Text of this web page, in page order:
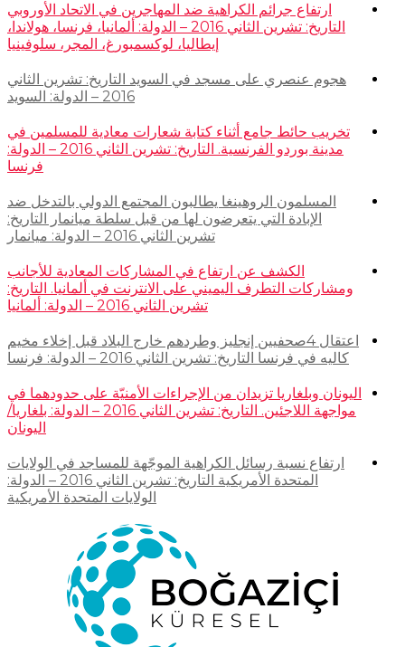
ارتفاع جرائم الكراهية ضد المهاجرين في الاتحاد الأوروبي
التاريخ: تشرين الثاني 2016 – الدولة: ألمانيا، فرنسا، هولاندا،
إيطاليا، لوكسمبورغ، المجر، سلوفينيا
هجوم عنصري على مسجد في السويد التاريخ: تشرين الثاني
2016 – الدولة: السويد
تخريب حائط جامع أثناء كتابة شعارات معادية للمسلمين في
مدينة بوردو الفرنسية. التاريخ: تشرين الثاني 2016 – الدولة:
فرنسا
المسلمون الروهينغا يطالبون المجتمع الدولي بالتدخل ضد
الإبادة التي يتعرضون لها من قبل سلطة ميانمار التاريخ:
تشرين الثاني 2016 – الدولة: ميانمار
الكشف عن ارتفاع في المشاركات المعادية للأجانب
ومشاركات التطرف اليميني على الانترنت في ألمانيا. التاريخ:
تشرين الثاني 2016 – الدولة: ألمانيا
اعتقال 4صحفيين إنجليز وطردهم خارج البلاد قبل إخلاء مخيم
كاليه في فرنسا التاريخ: تشرين الثاني 2016 – الدولة: فرنسا
اليونان وبلغاريا تزيدان من الإجراءات الأمنيّة على حدودهما في
مواجهة اللاجئين. التاريخ: تشرين الثاني 2016 – الدولة: بلغاريا/
اليونان
ارتفاع نسبة رسائل الكراهية الموجّهة للمساجد في الولايات
المتحدة الأمريكية التاريخ: تشرين الثاني 2016 – الدولة:
الولايات المتحدة الأمريكية